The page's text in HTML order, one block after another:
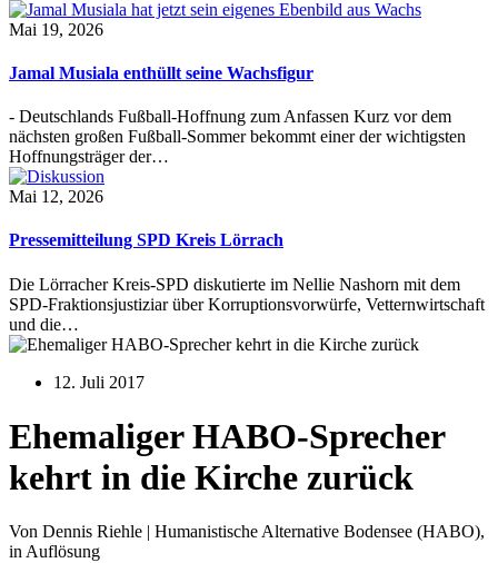
Mai 19, 2026
Jamal Musiala enthüllt seine Wachsfigur
- Deutschlands Fußball-Hoffnung zum Anfassen Kurz vor dem
nächsten großen Fußball-Sommer bekommt einer der wichtigsten
Hoffnungsträger der…
Mai 12, 2026
Pressemitteilung SPD Kreis Lörrach
Die Lörracher Kreis-SPD diskutierte im Nellie Nashorn mit dem
SPD-Fraktionsjustiziar über Korruptionsvorwürfe, Vetternwirtschaft
und die…
12. Juli 2017
Ehemaliger HABO-Sprecher
kehrt in die Kirche zurück
Von Dennis Riehle | Humanistische Alternative Bodensee (HABO),
in Auflösung